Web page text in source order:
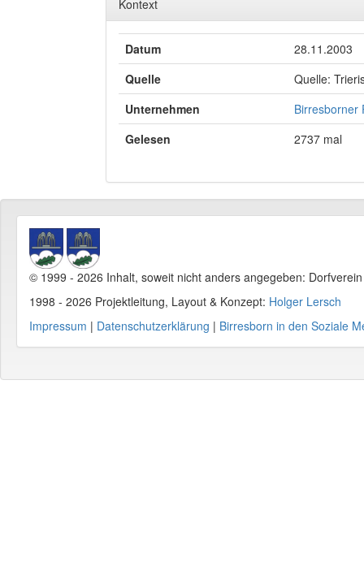
Kontext
Datum
28.11.2003
Quelle
Quelle:
Unternehmen
Birresborner
Gelesen
2737 mal
© 1999 - 2026 Inhalt, soweit nicht anders angegeben:
1998 - 2026 Projektleitung, Layout & Konzept: Holger Lersch
Impressum | Datenschutzerklärung | Birresborn in den Soziale